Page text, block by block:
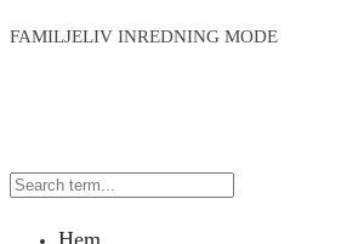
FAMILJELIV INREDNING MODE
Hem